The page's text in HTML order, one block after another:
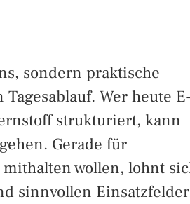
sondern praktische
Wer heute
strukturiert, kann
Gerade für
wollen, lohnt
sinnvollen